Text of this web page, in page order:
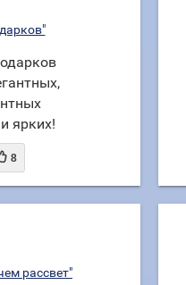
ярких!
8
рассвет"